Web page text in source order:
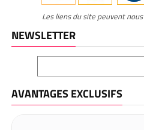
Les liens du site peuvent
NEWSLETTER
AVANTAGES EXCLUSIFS